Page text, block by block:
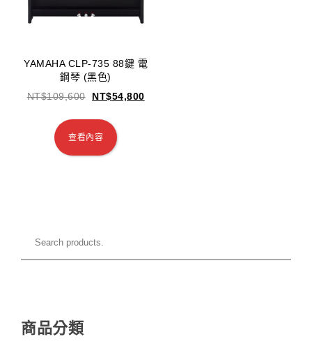
YAMAHA CLP-735 88鍵 電
鋼琴 (黑色)
NT$109,600 NT$54,800
查看內容
商品分類